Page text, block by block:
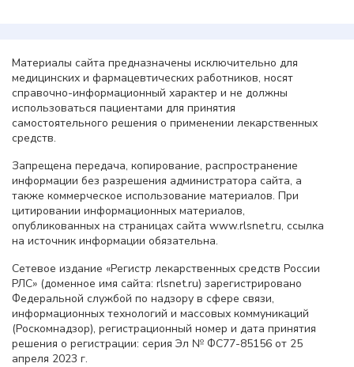
Материалы сайта предназначены исключительно для
медицинских и фармацевтических работников, носят
справочно-информационный характер и не должны
использоваться пациентами для принятия
самостоятельного решения о применении лекарственных
средств.
Запрещена передача, копирование, распространение
информации без разрешения администратора сайта, а
также коммерческое использование материалов. При
цитировании информационных материалов,
опубликованных на страницах сайта www.rlsnet.ru, ссылка
на источник информации обязательна.
Сетевое издание «Регистр лекарственных средств России
РЛС» (доменное имя сайта: rlsnet.ru) зарегистрировано
Федеральной службой по надзору в сфере связи,
информационных технологий и массовых коммуникаций
(Роскомнадзор), регистрационный номер и дата принятия
решения о регистрации: серия Эл № ФС77-85156 от 25
апреля 2023 г.